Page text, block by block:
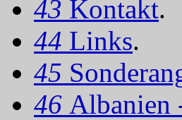
43 Kontakt.
44 Links.
45
46